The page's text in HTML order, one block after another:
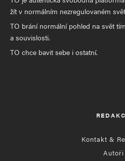
žít v normálním nezregulovaném
TO brání normální pohled na svět
a souvislosti.
TO chce bavit sebe i ostatní.
Kontakt &
Autoři